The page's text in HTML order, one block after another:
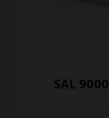
SAL 9000